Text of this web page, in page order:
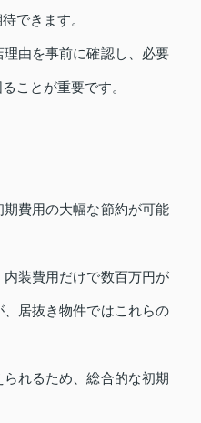
できます。
由を事前に確認し、必要
ことが重要です。
費用の大幅な節約が可能
装費用だけで数百万円が
居抜き物件ではこれらの
れるため、総合的な初期